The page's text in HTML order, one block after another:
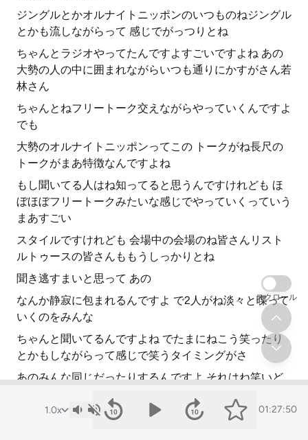
ジングルとかオルナイトニッポンのいつものねジングル
とかも流しながらって 感じでがっつりとね
ちゃんとラジオやってたんですよすごいですよね あの
大勢の人の中に囲まれながらいつも通りにかすがさん若
林さん
ちゃんとねフリートーク交えながらやっていくんですよ
でも
大勢のオルナイトニッポンってこの トークがね長尺の
トークがまあ特徴なんですよね
もし聞いてる人はね知ってると思うんですけれども ほ
ぼほぼフリートークみたいな感じでやっていくっていう
まあすごい
スタイルですけれども 会場中の会場のね皆さんリスト
ルトゥースの皆さんももうしっかりとね
聞き逃すまいと思って あの
なんか静寂に包まれるんですよ で2人がね淡々と喋って
いくのをみんな
ちゃんと聞いてるんですよね でたまにねこう笑ったり
とかもしながらって感じで笑うタイミングがさ
あのみんな同じだったりするんですよ それはね笑いど
ら当たり前なんですけども
01:27:50
スクロール